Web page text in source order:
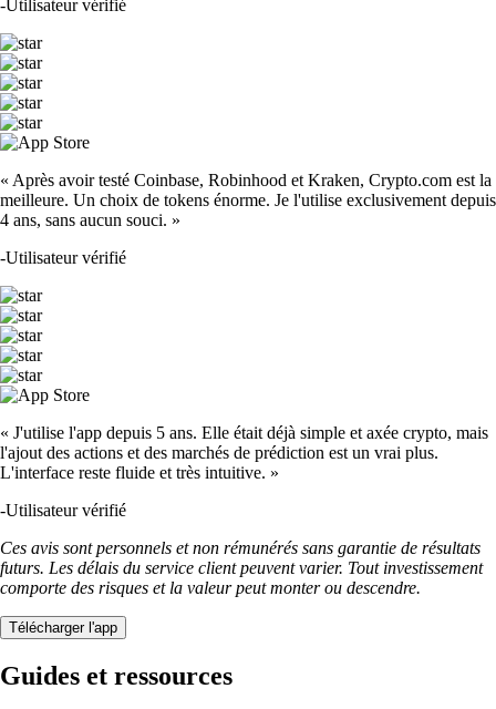
-Utilisateur vérifié
« Après avoir testé Coinbase, Robinhood et Kraken, Crypto.com est la
meilleure. Un choix de tokens énorme. Je l'utilise exclusivement depuis
4 ans, sans aucun souci. »
-Utilisateur vérifié
« J'utilise l'app depuis 5 ans. Elle était déjà simple et axée crypto, mais
l'ajout des actions et des marchés de prédiction est un vrai plus.
L'interface reste fluide et très intuitive. »
-Utilisateur vérifié
Ces avis sont personnels et non rémunérés sans garantie de résultats
futurs. Les délais du service client peuvent varier. Tout investissement
comporte des risques et la valeur peut monter ou descendre.
Télécharger l'app
Guides et ressources